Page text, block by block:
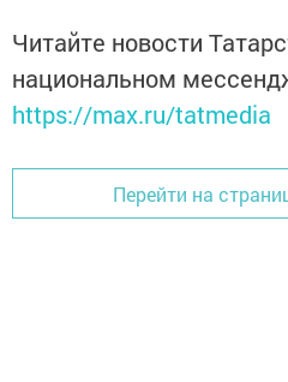
Читайте новости
национальном
https://max.ru/tatmedia
Перейти на